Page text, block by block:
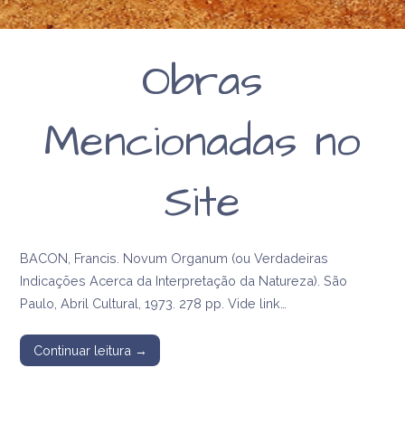
Obras
Mencionadas no
Site
BACON, Francis. Novum Organum (ou Verdadeiras
Indicações Acerca da Interpretação da Natureza). São
Paulo, Abril Cultural, 1973. 278 pp. Vide link…
Continuar leitura →